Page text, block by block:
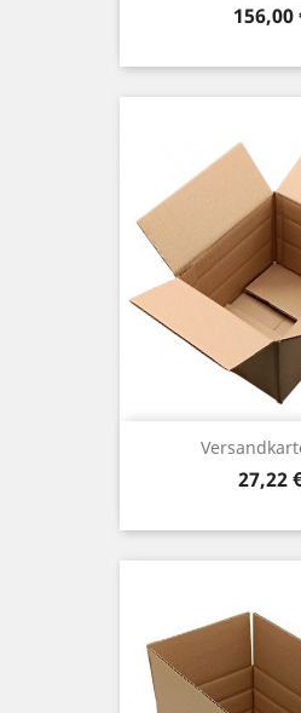
Preis
156,00
Preis
27,22